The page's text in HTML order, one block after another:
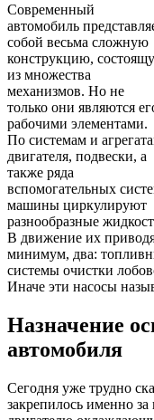
Современный
автомобиль
собой весьма сложную
конструкцию,
из множества
механизмов. Но не
только они являются
рабочими элементами.
По системам и
двигателя, подвески, а
также ряда
вспомогательных
машины циркулируют
разнообразные
В движение их
минимум, два:
системы очистки
Иначе эти насосы
Назначение
автомобиля
Сегодня уже трудно
закрепилось именно